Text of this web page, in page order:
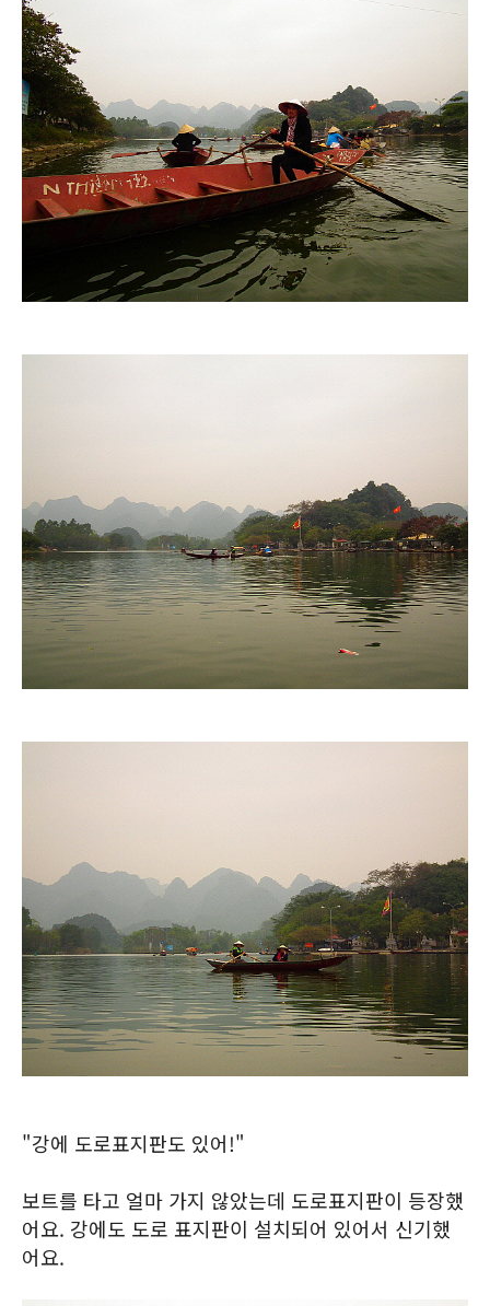
"강에 도로표지판도 있어!"
보트를 타고 얼마 가지 않았는데 도로표지판이 등장했
어요. 강에도 도로 표지판이 설치되어 있어서 신기했
어요.